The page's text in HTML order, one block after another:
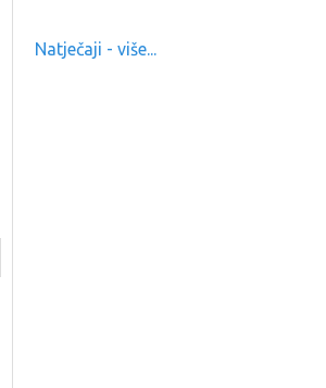
Natječaji - više...